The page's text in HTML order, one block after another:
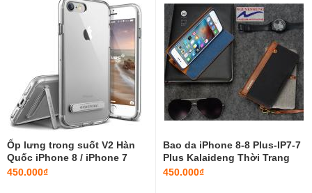
Ốp lưng trong suốt V2 Hàn
Quốc iPhone 8 / iPhone 7
chính hãng Verus
450.000₫
Bao da iPhone 8-8 Plus-IP7-7
Plus Kalaideng Thời Trang
Giá rẻ
450.000₫